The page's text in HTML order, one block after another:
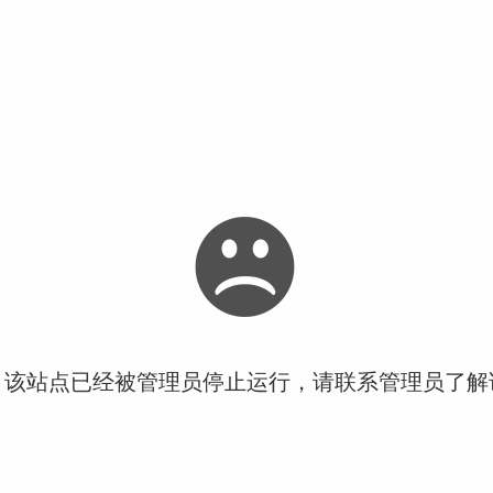
站点已经被管理员停止运行，请联系管理员了